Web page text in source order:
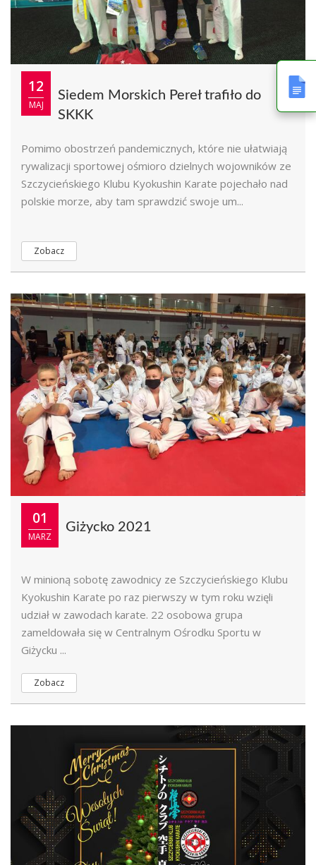
12
MAJ
Siedem Morskich Pereł trafiło do
SKKK
Pomimo obostrzeń pandemicznych, które nie ułatwiają
rywalizacji sportowej ośmioro dzielnych wojowników ze
Szczycieńskiego Klubu Kyokushin Karate pojechało nad
polskie morze, aby tam sprawdzić swoje um...
Zobacz
01
MARZ
Giżycko 2021
W minioną sobotę zawodnicy ze Szczycieńskiego Klubu
Kyokushin Karate po raz pierwszy w tym roku wzięli
udział w zawodach karate. 22 osobowa grupa
zameldowała się w Centralnym Ośrodku Sportu w
Giżycku ...
Zobacz